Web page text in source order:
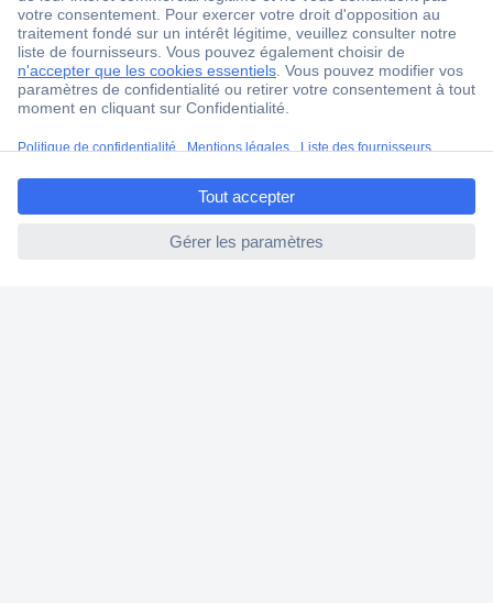
ccp.user.init.failed.titl
e
ccp.user.init.failed
ccp.site.error.add.action.co
de.title
ccp.site.error.add.action.code